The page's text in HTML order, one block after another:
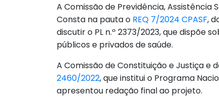
A Comissão de Previdência,
Consta na pauta o REQ 7/2024 CPASF,
discutir o PL n.º 2373/2023, que dispõe
públicos e privados de saúde.
A Comissão de Constituição e Justiça e
2460/2022, que institui o Programa
apresentou redação final ao projeto.